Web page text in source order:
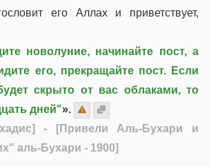
его Аллах и приветствует,
новолуние, начинайте пост, а
его, прекращайте пост. Если
скрыто от вас облаками, то
дней"».
- [Привели Аль-Бухари и
аль-Бухари - 1900]